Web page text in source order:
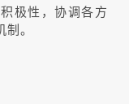
极性，协调各方
。